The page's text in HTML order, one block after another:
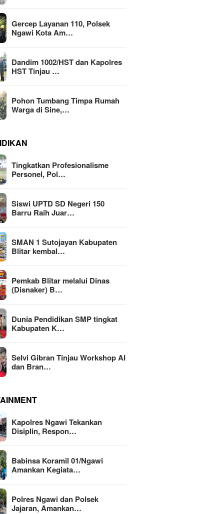
Gercep Layanan 110, Polsek
Ngawi Kota Am…
Dandim 1002/HST dan Kapolres
HST Tinjau …
Pohon Tumbang Timpa Rumah
Warga di Sine,…
Tingkatkan Profesionalisme
Personel, Pol…
Siswi UPTD SD Negeri 150
Barru Raih Juar…
SMAN 1 Sutojayan Kabupaten
Blitar kembal…
Pemkab Blitar melalui Dinas
(Disnaker) B…
Dunia Pendidikan SMP tingkat
Kabupaten K…
Selvi Gibran Tinjau Workshop AI
dan Bran…
Kapolres Ngawi Tekankan
Disiplin, Respon…
Babinsa Koramil 01/Ngawi
Amankan Kegiata…
Polres Ngawi dan Polsek
Jajaran, Amankan…